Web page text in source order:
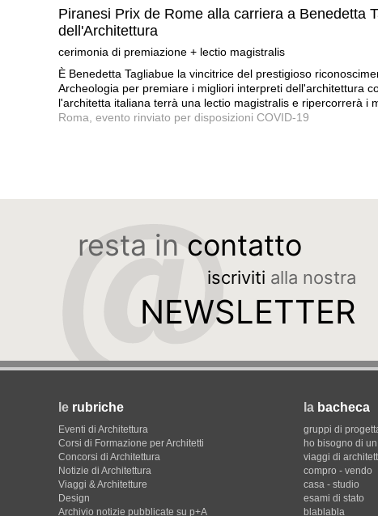
Piranesi Prix de Rome alla carriera a Benedetta
dell'Architettura
cerimonia di premiazione + lectio magistralis
È Benedetta Tagliabue la vincitrice del prestigioso
Archeologia per premiare i migliori interpreti dell'architettura
l'architetta italiana terrà una lectio magistralis e ripercorrerà i
Roma, evento rinviato per disposizioni COVID-19
resta in contatto
iscriviti alla nostra
NEWSLETTER
le rubriche
Eventi di Architettura
Corsi di Formazione per Architetti
Concorsi di Architettura
Notizie di Architettura
Viaggi & Architetture
Design
Archivio notizie pubblicate su p+A
la bacheca
gruppi di
ho bisogno di
viaggi di
compro - vendo
casa - studio
esami di stato
blablabla